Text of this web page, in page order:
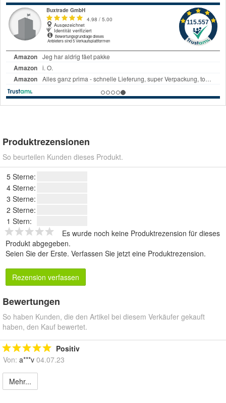
Produktrezensionen
So beurteilen Kunden dieses Produkt.
5 Sterne:
4 Sterne:
3 Sterne:
2 Sterne:
1 Stern:
Es wurde noch keine Produktrezension für dieses
Produkt abgegeben.
Seien Sie der Erste. Verfassen Sie jetzt eine Produktrezension.
Rezension verfassen
Bewertungen
So haben Kunden, die den Artikel bei diesem Verkäufer gekauft
haben, den Kauf bewertet.
Positiv
Von: a***v 04.07.23
Mehr...